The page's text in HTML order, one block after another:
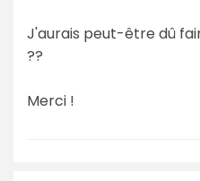
J'aurais peut-être dû
??
Merci !